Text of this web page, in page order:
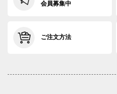
会員募集中
ご注文方法